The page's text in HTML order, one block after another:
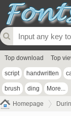
Top download Top
script handwritten
brush ding More...
Homepage